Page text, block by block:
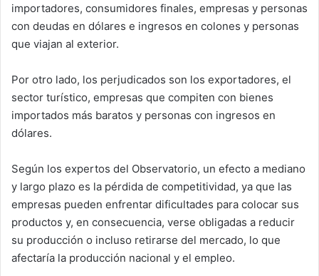
importadores, consumidores finales, empresas y personas
con deudas en dólares e ingresos en colones y personas
que viajan al exterior.
Por otro lado, los perjudicados son los exportadores, el
sector turístico, empresas que compiten con bienes
importados más baratos y personas con ingresos en
dólares.
Según los expertos del Observatorio, un efecto a mediano
y largo plazo es la pérdida de competitividad, ya que las
empresas pueden enfrentar dificultades para colocar sus
productos y, en consecuencia, verse obligadas a reducir
su producción o incluso retirarse del mercado, lo que
afectaría la producción nacional y el empleo.